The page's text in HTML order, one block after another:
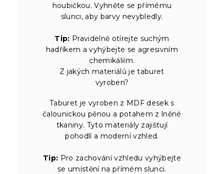
houbičkou. Vyhněte se přímému
slunci, aby barvy nevybledly.
Tip: Pravidelně otírejte suchým
hadříkem a vyhýbejte se agresivním
chemikáliím.
Z jakých materiálů je taburet
vyroben?
Taburet je vyroben z MDF desek s
čalounickou pěnou a potahem z lněné
tkaniny. Tyto materiály zajišťují
pohodlí a moderní vzhled.
Tip: Pro zachování vzhledu vyhýbejte
se umístění na přímém slunci.